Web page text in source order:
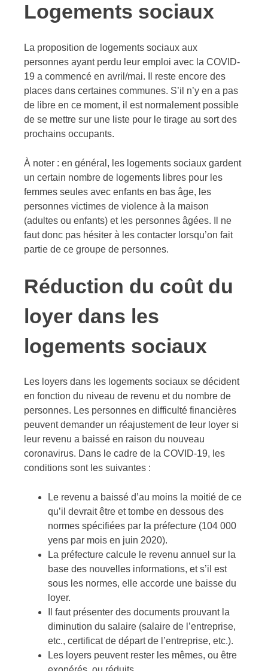
Logements sociaux
La proposition de logements sociaux aux
personnes ayant perdu leur emploi avec la COVID-
19 a commencé en avril/mai. Il reste encore des
places dans certaines communes. S’il n’y en a pas
de libre en ce moment, il est normalement possible
de se mettre sur une liste pour le tirage au sort des
prochains occupants.
À noter : en général, les logements sociaux gardent
un certain nombre de logements libres pour les
femmes seules avec enfants en bas âge, les
personnes victimes de violence à la maison
(adultes ou enfants) et les personnes âgées. Il ne
faut donc pas hésiter à les contacter lorsqu’on fait
partie de ce groupe de personnes.
Réduction du coût du
loyer dans les
logements sociaux
Les loyers dans les logements sociaux se décident
en fonction du niveau de revenu et du nombre de
personnes. Les personnes en difficulté financières
peuvent demander un réajustement de leur loyer si
leur revenu a baissé en raison du nouveau
coronavirus. Dans le cadre de la COVID-19, les
conditions sont les suivantes :
Le revenu a baissé d’au moins la moitié de ce
qu’il devrait être et tombe en dessous des
normes spécifiées par la préfecture (104 000
yens par mois en juin 2020).
La préfecture calcule le revenu annuel sur la
base des nouvelles informations, et s’il est
sous les normes, elle accorde une baisse du
loyer.
Il faut présenter des documents prouvant la
diminution du salaire (salaire de l’entreprise,
etc., certificat de départ de l’entreprise, etc.).
Les loyers peuvent rester les mêmes, ou être